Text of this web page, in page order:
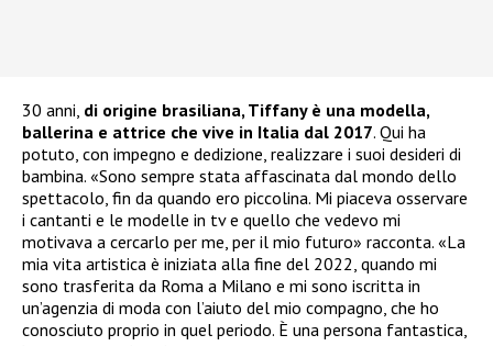
30 anni, di origine brasiliana, Tiffany è una modella,
ballerina e attrice che vive in Italia dal 2017. Qui ha
potuto, con impegno e dedizione, realizzare i suoi desideri di
bambina. «Sono sempre stata affascinata dal mondo dello
spettacolo, fin da quando ero piccolina. Mi piaceva osservare
i cantanti e le modelle in tv e quello che vedevo mi
motivava a cercarlo per me, per il mio futuro» racconta. «La
mia vita artistica è iniziata alla fine del 2022, quando mi
sono trasferita da Roma a Milano e mi sono iscritta in
un’agenzia di moda con l’aiuto del mio compagno, che ho
conosciuto proprio in quel periodo. È una persona fantastica,